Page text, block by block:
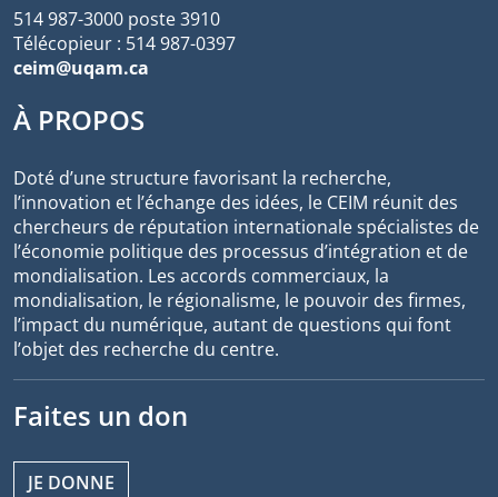
514 987-3000 poste 3910
Télécopieur : 514 987-0397
ceim@uqam.ca
À PROPOS
Doté d’une structure favorisant la recherche,
l’innovation et l’échange des idées, le CEIM réunit des
chercheurs de réputation internationale spécialistes de
l’économie politique des processus d’intégration et de
mondialisation. Les accords commerciaux, la
mondialisation, le régionalisme, le pouvoir des firmes,
l’impact du numérique, autant de questions qui font
l’objet des recherche du centre.
Faites un don
JE DONNE